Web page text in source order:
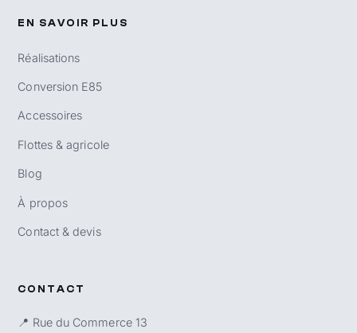
EN SAVOIR PLUS
Réalisations
Conversion E85
Accessoires
Flottes & agricole
Blog
À propos
Contact & devis
CONTACT
📍 Rue du Commerce 13